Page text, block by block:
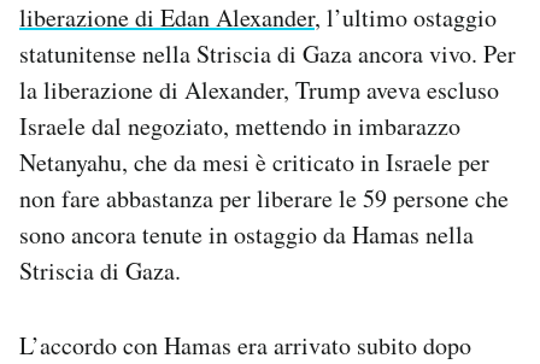
liberazione di Edan Alexander, l’ultimo ostaggio
statunitense nella Striscia di Gaza ancora vivo. Per
la liberazione di Alexander, Trump aveva escluso
Israele dal negoziato, mettendo in imbarazzo
Netanyahu, che da mesi è criticato in Israele per
non fare abbastanza per liberare le 59 persone che
sono ancora tenute in ostaggio da Hamas nella
Striscia di Gaza.
L’accordo con Hamas era arrivato subito dopo